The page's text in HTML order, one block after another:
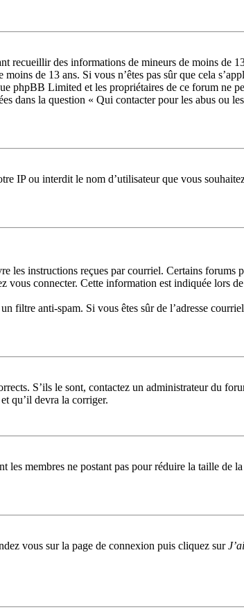
recueillir des informations de mineurs de moins de
de 13 ans. Si vous n’êtes pas sûr que cela
phpBB Limited et les propriétaires de ce forum ne
dans la question « Qui contacter pour les abus ou
IP ou interdit le nom d’utilisateur que vous
les instructions reçues par courriel. Certains forums
connecter. Cette information est indiquée lors
filtre anti-spam. Si vous êtes sûr de l’adresse
S’ils le sont, contactez un administrateur du
qu’il devra la corriger.
membres ne postant pas pour réduire la taille de la
vous sur la page de connexion puis cliquez sur